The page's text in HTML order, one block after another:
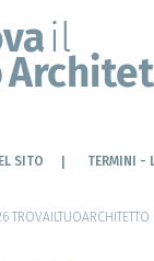
SITO TERMINI -
TROVAILTUOARCHITETTO